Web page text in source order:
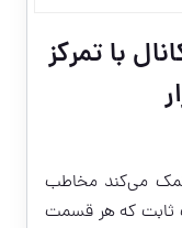
با تمرکز
می‌کند مخاطب
ثابت که هر قسمت